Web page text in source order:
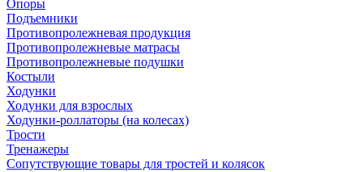
Опоры
Подъемники
Противопролежневая продукция
Противопролежневые матрасы
Противопролежневые подушки
Костыли
Ходунки
Ходунки для взрослых
Ходунки-роллаторы (на колесах)
Трости
Тренажеры
Сопутствующие товары для тростей и колясок